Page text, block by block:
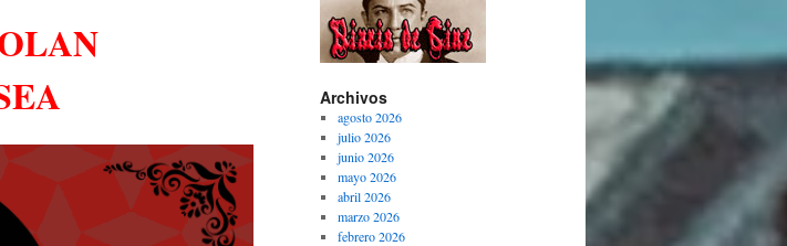
Archivos
agosto 2026
julio 2026
junio 2026
mayo 2026
abril 2026
marzo 2026
febrero 2026